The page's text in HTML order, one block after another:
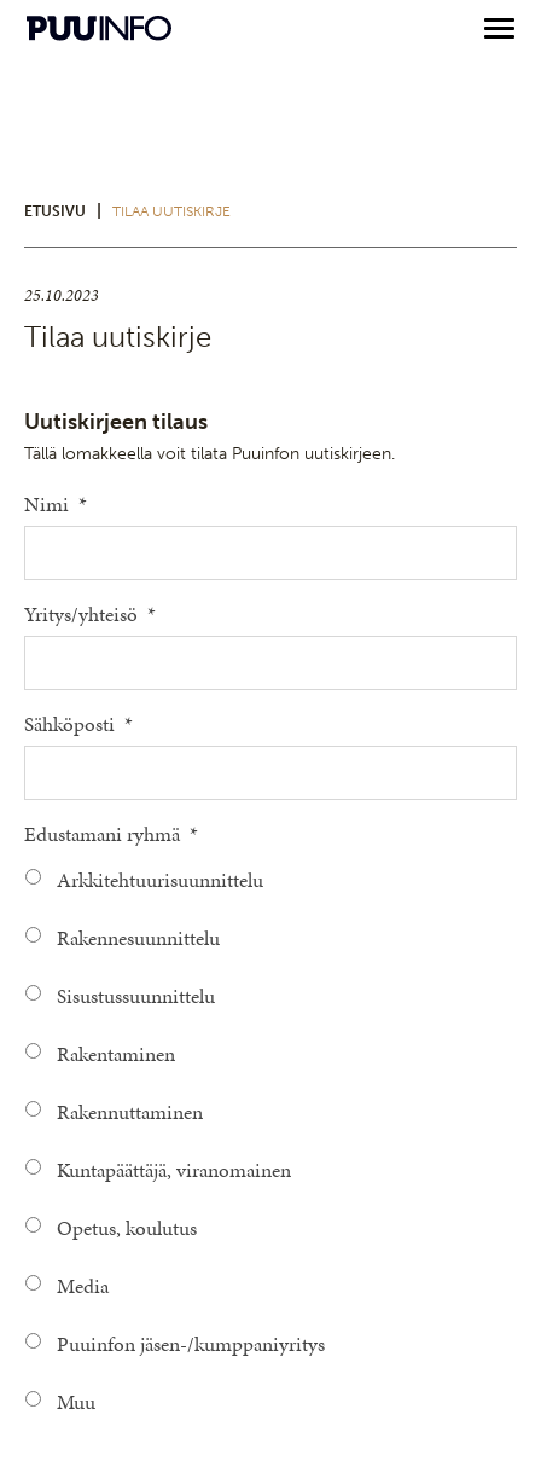
ETUSIVU TILAA UUTISKIRJE
25.10.2023
Tilaa uutiskirje
Uutiskirjeen tilaus
Tällä lomakkeella voit tilata Puuinfon uutiskirjeen.
Nimi *
Yritys/yhteisö *
Sähköposti *
Edustamani ryhmä *
Arkkitehtuurisuunnittelu
Rakennesuunnittelu
Sisustussuunnittelu
Rakentaminen
Rakennuttaminen
Kuntapäättäjä, viranomainen
Opetus, koulutus
Media
Puuinfon jäsen-/kumppaniyritys
Muu